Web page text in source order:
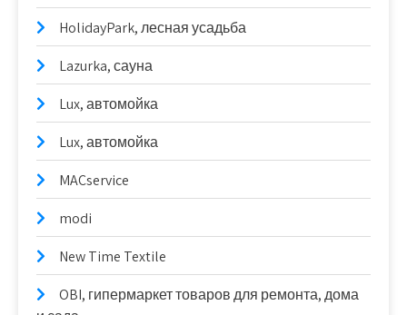
HolidayPark, лесная усадьба
Lazurka, сауна
Lux, автомойка
Lux, автомойка
MACservice
modi
New Time Textile
OBI, гипермаркет товаров для ремонта, дома